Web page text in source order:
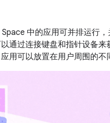
中的应用可并排运行
通过连接键盘和指针设备
用可以放置在用户周围的不